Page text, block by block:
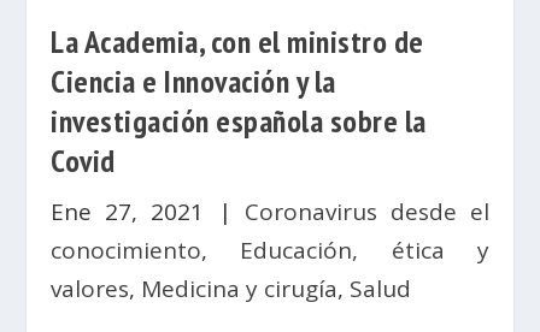
La Academia, con el ministro de
Ciencia e Innovación y la
investigación española sobre la
Covid
Ene 27, 2021 | Coronavirus desde el
conocimiento, Educación, ética y
valores, Medicina y cirugía, Salud